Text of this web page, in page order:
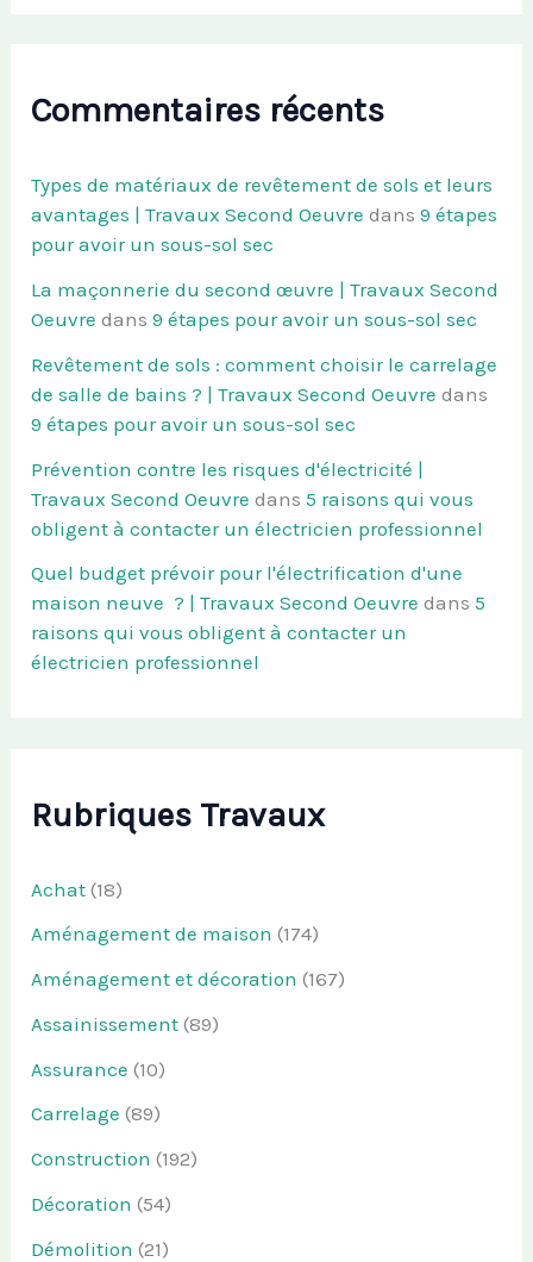
Commentaires récents
Types de matériaux de revêtement de sols et leurs
avantages | Travaux Second Oeuvre dans9 étapes
pour avoir un sous-sol sec
La maçonnerie du second œuvre | Travaux Second
Oeuvre dans9 étapes pour avoir un sous-sol sec
Revêtement de sols : comment choisir le carrelage
de salle de bains ? | Travaux Second Oeuvre dans
9 étapes pour avoir un sous-sol sec
Prévention contre les risques d'électricité |
Travaux Second Oeuvre dans5 raisons qui vous
obligent à contacter un électricien professionnel
Quel budget prévoir pour l'électrification d'une
maison neuve ? | Travaux Second Oeuvre dans5
raisons qui vous obligent à contacter un
électricien professionnel
Rubriques Travaux
Achat (18)
Aménagement de maison (174)
Aménagement et décoration (167)
Assainissement (89)
Assurance (10)
Carrelage (89)
Construction (192)
Décoration (54)
Démolition (21)